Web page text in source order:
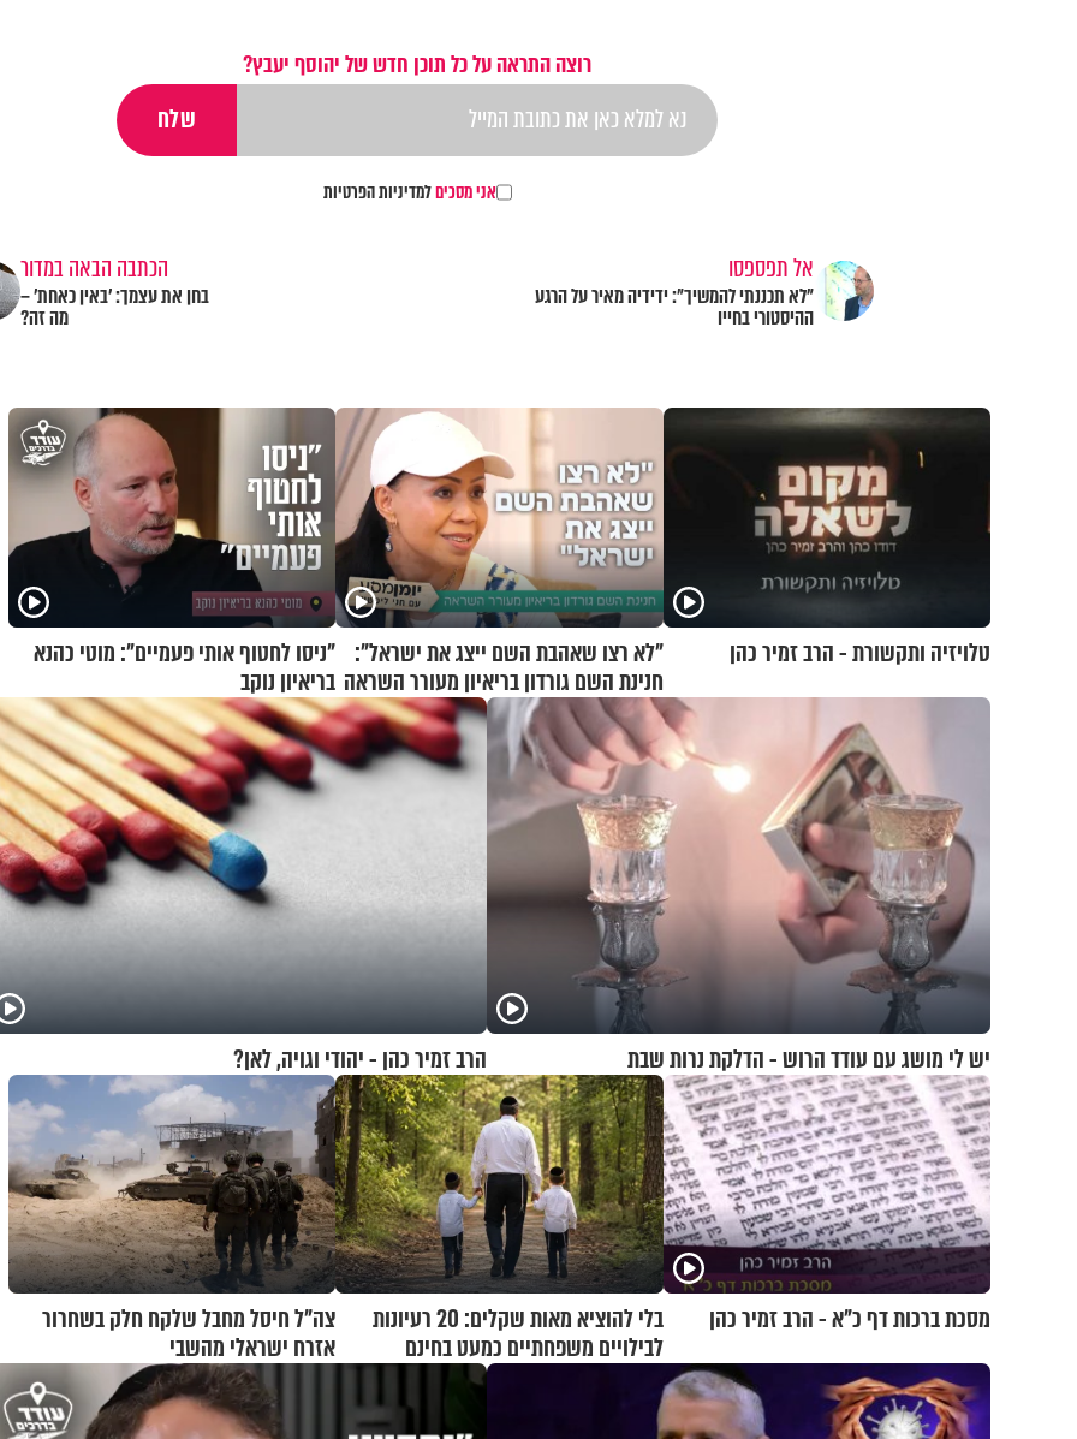
רוצה התראה על כל תוכן חדש של יהוסף יעבץ?
אני מסכיםלמדיניות הפרטיות
אל תפספסו
"לא תכננתי להמשיך": ידידיה מאיר על הרגע
ההיסטורי בחייו
הכתבה הבאה במדור
בחן את עצמך: 'באין כאחת' –
מה זה?
טלויזיה ותקשורת - הרב זמיר כהן
"לא רצו שאהבת השם ייצג את ישראל":
חנינת השם גורדון בריאיון מעורר השראה
"ניסו לחטוף אותי פעמיים": מוטי כהנא
בריאיון נוקב
יש לי מושג עם עודד הרוש - הדלקת נרות שבת הרב זמיר כהן - יהודי וגויה, לאן?
מסכת ברכות דף כ"א - הרב זמיר כהן
בלי להוציא מאות שקלים: 20 רעיונות
לבילויים משפחתיים כמעט בחינם
צה"ל חיסל מחבל שלקח חלק בשחרור
אזרח ישראלי מהשבי